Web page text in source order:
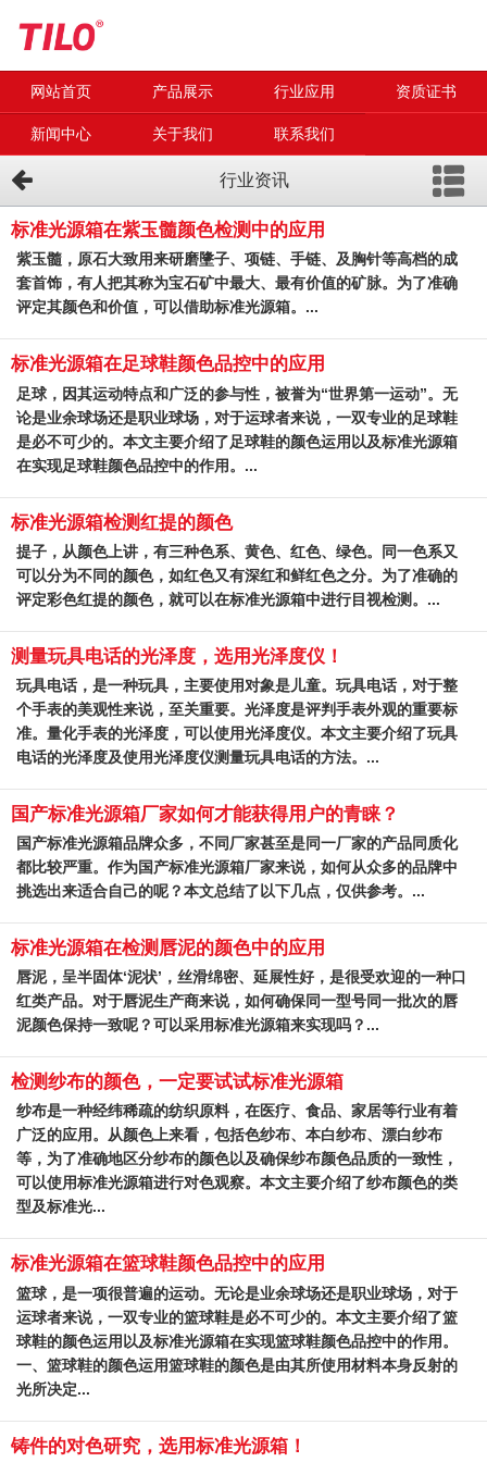
网站首页 产品展示 行业应用 资质证书
新闻中心 关于我们 联系我们
行业资讯
标准光源箱在紫玉髓颜色检测中的应用
紫玉髓，原石大致用来研磨墬子、项链、手链、及胸针等高档的成
套首饰，有人把其称为宝石矿中最大、最有价值的矿脉。为了准确
评定其颜色和价值，可以借助标准光源箱。...
标准光源箱在足球鞋颜色品控中的应用
足球，因其运动特点和广泛的参与性，被誉为“世界第一运动”。无
论是业余球场还是职业球场，对于运球者来说，一双专业的足球鞋
是必不可少的。本文主要介绍了足球鞋的颜色运用以及标准光源箱
在实现足球鞋颜色品控中的作用。...
标准光源箱检测红提的颜色
提子，从颜色上讲，有三种色系、黄色、红色、绿色。同一色系又
可以分为不同的颜色，如红色又有深红和鲜红色之分。为了准确的
评定彩色红提的颜色，就可以在标准光源箱中进行目视检测。...
测量玩具电话的光泽度，选用光泽度仪！
玩具电话，是一种玩具，主要使用对象是儿童。玩具电话，对于整
个手表的美观性来说，至关重要。光泽度是评判手表外观的重要标
准。量化手表的光泽度，可以使用光泽度仪。本文主要介绍了玩具
电话的光泽度及使用光泽度仪测量玩具电话的方法。...
国产标准光源箱厂家如何才能获得用户的青睐？
国产标准光源箱品牌众多，不同厂家甚至是同一厂家的产品同质化
都比较严重。作为国产标准光源箱厂家来说，如何从众多的品牌中
挑选出来适合自己的呢？本文总结了以下几点，仅供参考。...
标准光源箱在检测唇泥的颜色中的应用
唇泥，呈半固体‘泥状’，丝滑绵密、延展性好，是很受欢迎的一种口
红类产品。对于唇泥生产商来说，如何确保同一型号同一批次的唇
泥颜色保持一致呢？可以采用标准光源箱来实现吗？...
检测纱布的颜色，一定要试试标准光源箱
纱布是一种经纬稀疏的纺织原料，在医疗、食品、家居等行业有着
广泛的应用。从颜色上来看，包括色纱布、本白纱布、漂白纱布
等，为了准确地区分纱布的颜色以及确保纱布颜色品质的一致性，
可以使用标准光源箱进行对色观察。本文主要介绍了纱布颜色的类
型及标准光...
标准光源箱在篮球鞋颜色品控中的应用
篮球，是一项很普遍的运动。无论是业余球场还是职业球场，对于
运球者来说，一双专业的篮球鞋是必不可少的。本文主要介绍了篮
球鞋的颜色运用以及标准光源箱在实现篮球鞋颜色品控中的作用。
一、篮球鞋的颜色运用篮球鞋的颜色是由其所使用材料本身反射的
光所决定...
铸件的对色研究，选用标准光源箱！